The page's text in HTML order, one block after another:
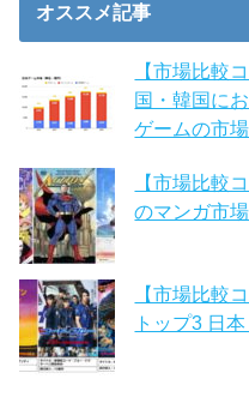
オススメ記事
【市場比較
国・韓国に
ゲームの市
【市場比較
のマンガ市
【市場比較
トップ3 日